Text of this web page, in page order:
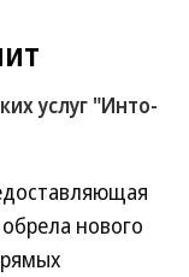
услуг "Инто-
нового